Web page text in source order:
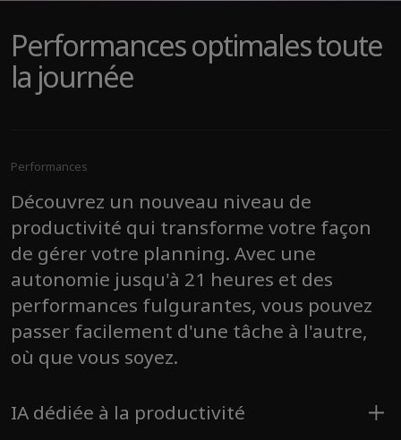
Performances optimales toute
la journée
Performances
Découvrez un nouveau niveau de
productivité qui transforme votre façon
de gérer votre planning. Avec une
autonomie jusqu'à 21 heures et des
performances fulgurantes, vous pouvez
passer facilement d'une tâche à l'autre,
où que vous soyez.
IA dédiée à la productivité